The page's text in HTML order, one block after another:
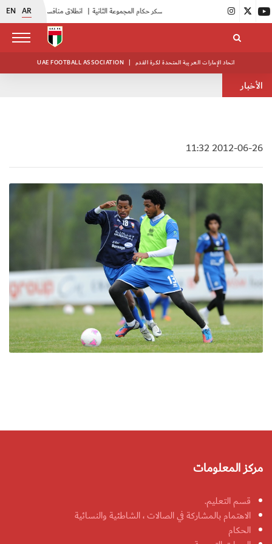
EN AR |
UAE FOOTBALL ASSOCIATION | اتحاد الإمارات العربية المتحدة لكرة القدم
الأخبار
2012-06-26 11:32
مركز المعلومات
قسم التعليم.
الاهتمام بالمشاركة في الصالات ، الشاطئية والنسائية
الحكام